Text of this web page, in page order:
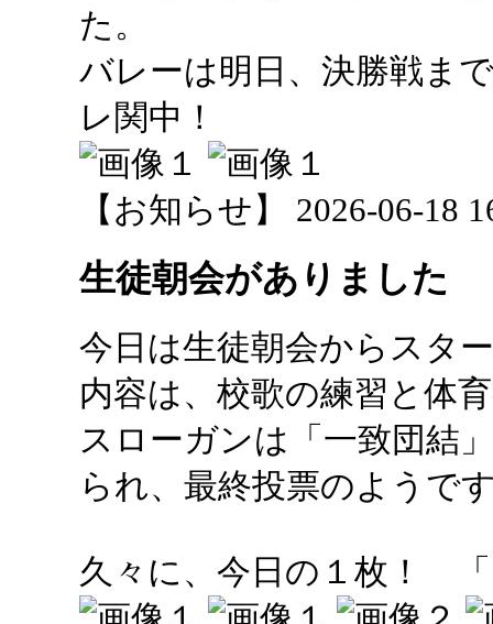
た。
バレーは明日、決勝戦ま
レ関中！
【お知らせ】 2026-06-18
生徒朝会がありました
今日は生徒朝会からスタ
内容は、校歌の練習と体
スローガンは「一致団結
られ、最終投票のようで
久々に、今日の１枚！